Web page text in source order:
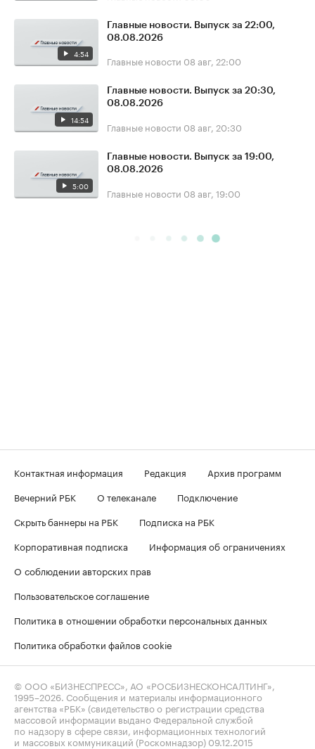
4:54
Главные новости. Выпуск за 22:00,
08.08.2026
Главные новости 08 авг, 22:00
14:54
Главные новости. Выпуск за 20:30,
08.08.2026
Главные новости 08 авг, 20:30
5:00
Главные новости. Выпуск за 19:00,
08.08.2026
Главные новости 08 авг, 19:00
Контактная информация Редакция
Архив программ
Вечерний РБК
О телеканале
Подключение
Скрыть баннеры на РБК
Подписка на РБК
Корпоративная подписка
Информация об ограничениях
О соблюдении авторских прав
Пользовательское соглашение
Политика в отношении обработки персональных данных
Политика обработки файлов cookie
© ООО «БИЗНЕСПРЕСС», АО «РОСБИЗНЕСКОНСАЛТИНГ»,
1995–2026 . Сообщения и материалы информационного
агентства «РБК» (свидетельство о регистрации средства
массовой информации выдано Федеральной службой
по надзору в сфере связи, информационных технологий
и массовых коммуникаций (Роскомнадзор) 09.12.2015